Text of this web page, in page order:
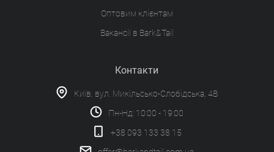
Оптовим клієнтам
Вакансії в Bark&Tail
Контакти
Київ, вул. Микільсько-Слобідська, 4В
Пн-Нд: 10:00 - 19:00
+38 093 133 38 15